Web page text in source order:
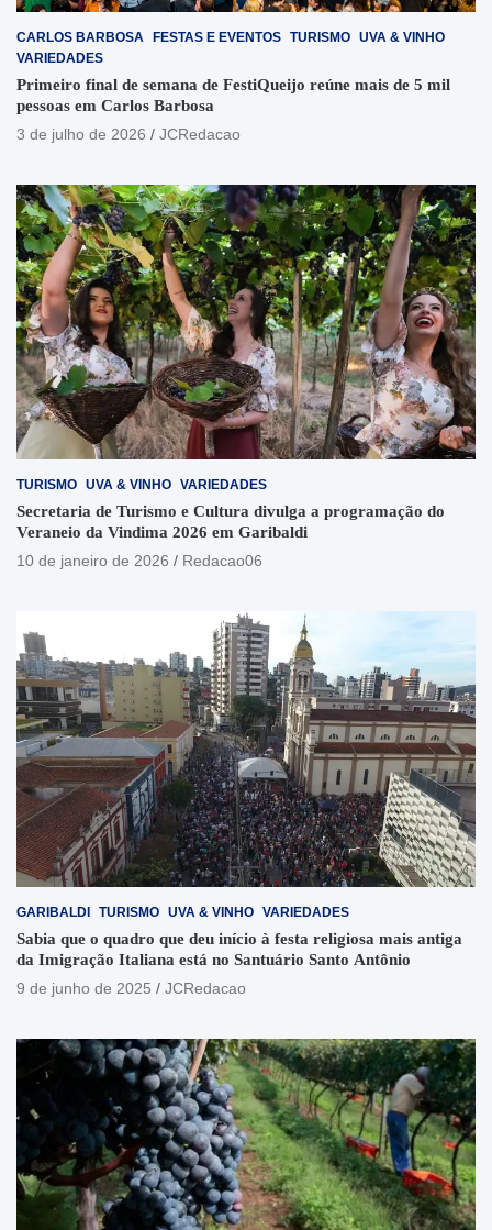
CARLOS BARBOSA FESTAS E EVENTOS TURISMO UVA & VINHO
VARIEDADES
Primeiro final de semana de FestiQueijo reúne mais de 5 mil
pessoas em Carlos Barbosa
3 de julho de 2026
JCRedacao
TURISMO UVA & VINHO VARIEDADES
Secretaria de Turismo e Cultura divulga a programação do
Veraneio da Vindima 2026 em Garibaldi
10 de janeiro de 2026
Redacao06
GARIBALDI TURISMO UVA & VINHO VARIEDADES
Sabia que o quadro que deu início à festa religiosa mais antiga
da Imigração Italiana está no Santuário Santo Antônio
9 de junho de 2025
JCRedacao